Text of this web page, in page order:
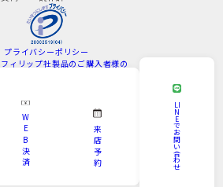
プライバシーポリシー
ィリップ社製品のご購入者様の
サイトマップ
KAMINE All Rights Reserved.
W
E
B
決
済
来
店
予
約
LI
N
E
で
お
問
い
合
わ
せ